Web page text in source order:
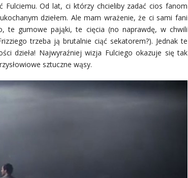
Fulciemu. Od lat, ci którzy chcieliby zadać cios fanom
dziełem. Ale mam wrażenie, że ci sami fani
te gumowe pająki, te cięcia (no naprawdę, w chwili
trzeba ją brutalnie ciąć sekatorem?). Jednak te
dzieła! Najwyraźniej wizja Fulciego okazuje się tak
sztuczne wąsy.